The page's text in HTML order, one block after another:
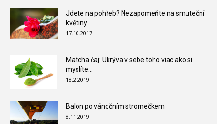
Jdete na pohřeb? Nezapomeňte na smuteční
květiny
17.10.2017
Matcha čaj: Ukrýva v sebe toho viac ako si
myslíte…
18.2.2019
Balon po vánočním stromečkem
8.11.2019